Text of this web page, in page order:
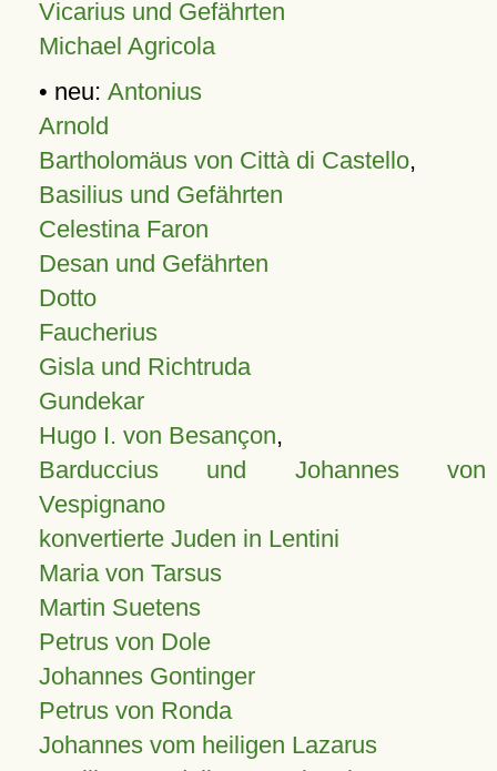
Vicarius und Gefährten
Michael Agricola
• neu: Antonius
Arnold
Bartholomäus von Città di Castello,
Basilius und Gefährten
Celestina Faron
Desan und Gefährten
Dotto
Faucherius
Gisla und Richtruda
Gundekar
Hugo I. von Besançon,
Barduccius und Johannes von
Vespignano
konvertierte Juden in Lentini
Maria von Tarsus
Martin Suetens
Petrus von Dole
Johannes Gontinger
Petrus von Ronda
Johannes vom heiligen Lazarus